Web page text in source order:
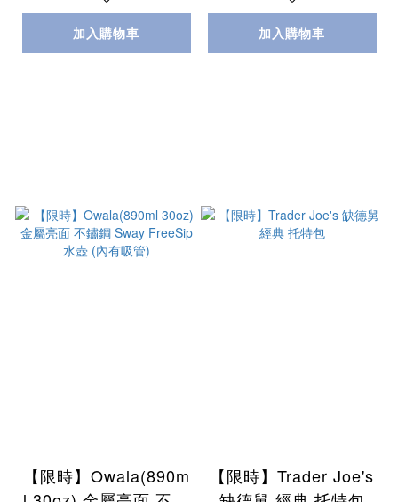
加入購物車 加入購物車
【限時】Owala(890m
【限時】Trader Joe's